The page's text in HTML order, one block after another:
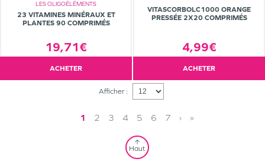
LES OLIGOÉLÉMENTS
23 VITAMINES MINÉRAUX ET
PLANTES 90 COMPRIMÉS
19,71€
ACHETER
VITASCORBOLC1000 ORANGE
PRESSÉE 2X20 COMPRIMÉS
4,99€
ACHETER
Afficher :
1 2 3 4 5 6 7 › »
Haut